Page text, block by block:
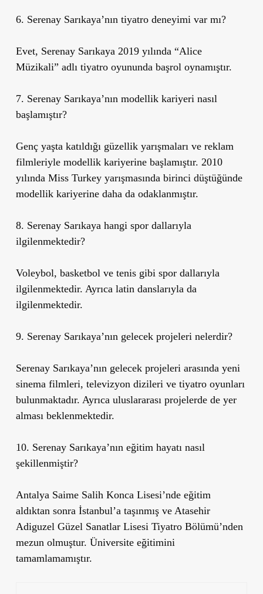
6. Serenay Sarıkaya’nın tiyatro deneyimi var mı?
Evet, Serenay Sarıkaya 2019 yılında “Alice
Müzikali” adlı tiyatro oyununda başrol oynamıştır.
7. Serenay Sarıkaya’nın modellik kariyeri nasıl
başlamıştır?
Genç yaşta katıldığı güzellik yarışmaları ve reklam
filmleriyle modellik kariyerine başlamıştır. 2010
yılında Miss Turkey yarışmasında birinci düştüğünde
modellik kariyerine daha da odaklanmıştır.
8. Serenay Sarıkaya hangi spor dallarıyla
ilgilenmektedir?
Voleybol, basketbol ve tenis gibi spor dallarıyla
ilgilenmektedir. Ayrıca latin danslarıyla da
ilgilenmektedir.
9. Serenay Sarıkaya’nın gelecek projeleri nelerdir?
Serenay Sarıkaya’nın gelecek projeleri arasında yeni
sinema filmleri, televizyon dizileri ve tiyatro oyunları
bulunmaktadır. Ayrıca uluslararası projelerde de yer
alması beklenmektedir.
10. Serenay Sarıkaya’nın eğitim hayatı nasıl
şekillenmiştir?
Antalya Saime Salih Konca Lisesi’nde eğitim
aldıktan sonra İstanbul’a taşınmış ve Atasehir
Adiguzel Güzel Sanatlar Lisesi Tiyatro Bölümü’nden
mezun olmuştur. Üniversite eğitimini
tamamlamamıştır.